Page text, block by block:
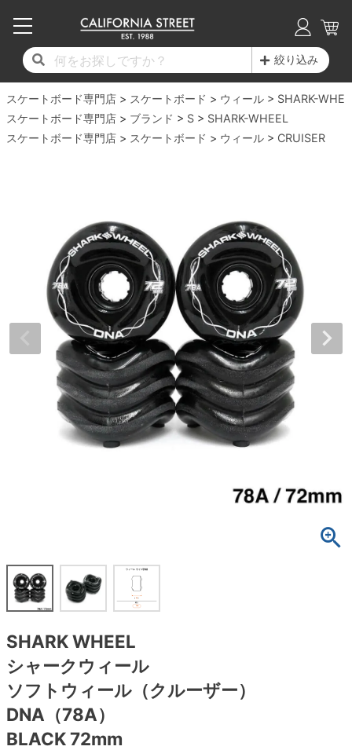
絞り込み
スケートボード専門店 スケートボード ウィール
SHARK-
スケートボード専門店
ブランド S
SHARK-WHEEL
スケートボード専門店
スケートボード ウィール CRUISER
SHARK WHEEL
シャークウィール
ソフトウィール（クルーザー）
DNA（78A）
BLACK 72mm
17時までのご注文は当日発送！
11,000円以上で送料無料！
毎月1日はポイント5倍！10日と20日は3倍！
コンプリートセット（完成品）
17時までのご注文は当日発送！
11,000円以上で送料無料！
毎月1日はポイント5倍！10日と20日は3倍！
デッキ新着一覧
サイズからデッキを選ぶ
子供用デッキ
7.0inch以下
7.2inch
7.6inch
7.7inch
8.4inch
8.6inch
8.7inch
8.8inch
17時までのご注文は当日発送！
11,000円以上で送料無料！
毎月1日はポイント5倍！10日と20日は3倍！
トラック新着一覧
適合デッキサイズから選ぶ
7.0inch以下
7.2inch
7.3inch
7.7inch
7.8inch
8.0inch
8.5inch
8.7inch
8.8inch
8.9inch
ウィール
17時までのご注文は当日発送！
11,000円以上で送料無料！
毎月1日はポイント5倍！10日と20日は3倍！
ウィール新着一覧
ウィールをサイズから選ぶ
50mm
51mm
52mm
55mm
56mm
64mm
70mm
72mm
75mm
スピットファイヤー F4（フォーミュラフォ
ボーンズ XF（エックスフォーミュラ）
ボーンズ STF（エスティーエフ）
パウエルペラルタ DF（ドラゴンフォーミュ
ベアリング
デッキテープ
ボルト
パーツ・その他
スケートケース・バッグ
17時までのご注文は当日発送！
11,000円以上で送料無料！
毎月1日はポイント5倍！10日と20日は3倍！
シューズ新着一覧
シューズをサイズから選ぶ
20cm
21cm
22cm
23.5cm
24cm
27.5cm
28.5cm
29cm
29.5cm
サンダル
インソール
シューレース・その他
17時までのご注文は当日発送！
11,000円以上で送料無料！
毎月1日はポイント5倍！10日と20日は3倍！
Tシャツ
ジャケット
パーカー
トレーナー・セーター
パンツ
ショーツ
長袖ボタンシャツ
ソックス
サイズの測り方
17時までのご注文は当日発送！
11,000円以上で送料無料！
毎月1日はポイント5倍！10日と20日は3倍！
最新ブログ一覧
17時までのご注文は当日発送！
11,000円以上で送料無料！
毎月1日はポイント5倍！10日と20日は3倍！
初心者の方へ
スタッフおすすめアイテム
ブランド紹介
スケートパーク情報
17時までのご注文は当日発送！
11,000円以上で送料無料！
毎月1日はポイント5倍！10日と20日は3倍！
店舗情報
カリフォルニアストリートの歴史
求人情報
プライバシーポリシー
特定商取引法に基づく表記